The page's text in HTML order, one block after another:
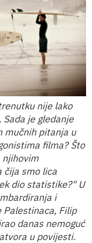
nije lako
je gledanje
mučnih pitanja u
filma? Što
njihovim
čija smo lica
dio statistike?" U
i
Palestinaca, Filip
danas nemoguć
u povijesti.